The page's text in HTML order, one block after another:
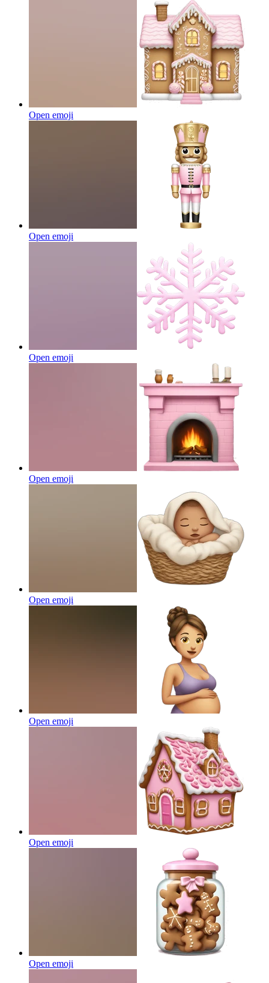
Open emoji
Open emoji
Open emoji
Open emoji
Open emoji
Open emoji
Open emoji
Open emoji